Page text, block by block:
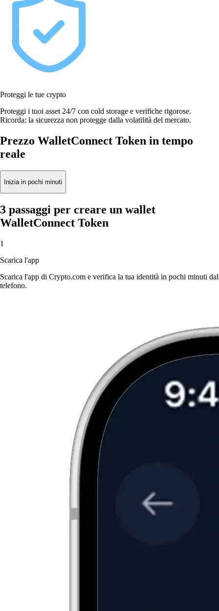
Proteggi le tue crypto
Proteggi i tuoi asset 24/7 con cold storage e verifiche rigorose.
Ricorda: la sicurezza non protegge dalla volatilità del mercato.
Prezzo WalletConnect Token in tempo
reale
Inizia in pochi minuti
3 passaggi per creare un wallet
WalletConnect Token
1
Scarica l'app
Scarica l'app di Crypto.com e verifica la tua identità in pochi minuti dal
telefono.